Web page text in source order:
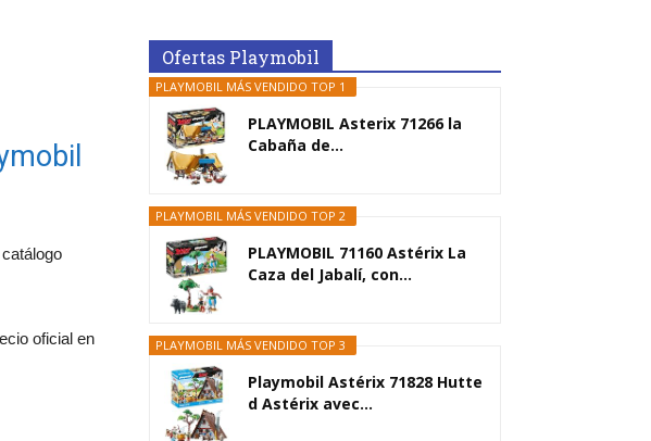
oficial en
Ofertas Playmobil
PLAYMOBIL MÁS VENDIDO TOP 1
PLAYMOBIL Asterix 71266 la
Cabaña de...
PLAYMOBIL MÁS VENDIDO TOP 2
PLAYMOBIL 71160 Astérix La
Caza del Jabalí, con...
PLAYMOBIL MÁS VENDIDO TOP 3
Playmobil Astérix 71828 Hutte
d Astérix avec...